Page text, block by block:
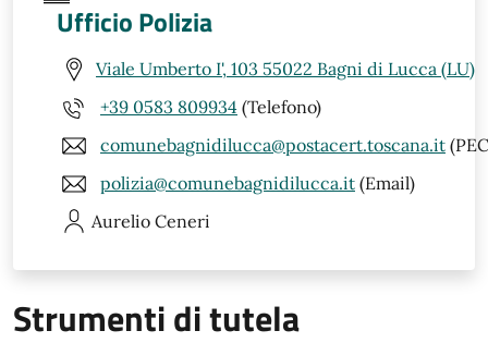
Ufficio Polizia
Viale Umberto I', 103 55022 Bagni di Lucca (LU)
+39 0583 809934 (Telefono)
comunebagnidilucca@postacert.toscana.it
polizia@comunebagnidilucca.it (Email)
Aurelio Ceneri
Strumenti di tutela